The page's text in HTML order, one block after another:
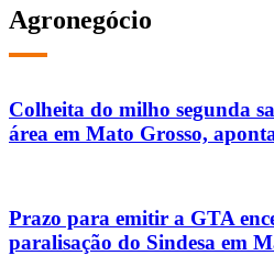
Agronegócio
Colheita do milho segunda
área em Mato Grosso,
Prazo para emitir a GTA
paralisação do Sindesa em